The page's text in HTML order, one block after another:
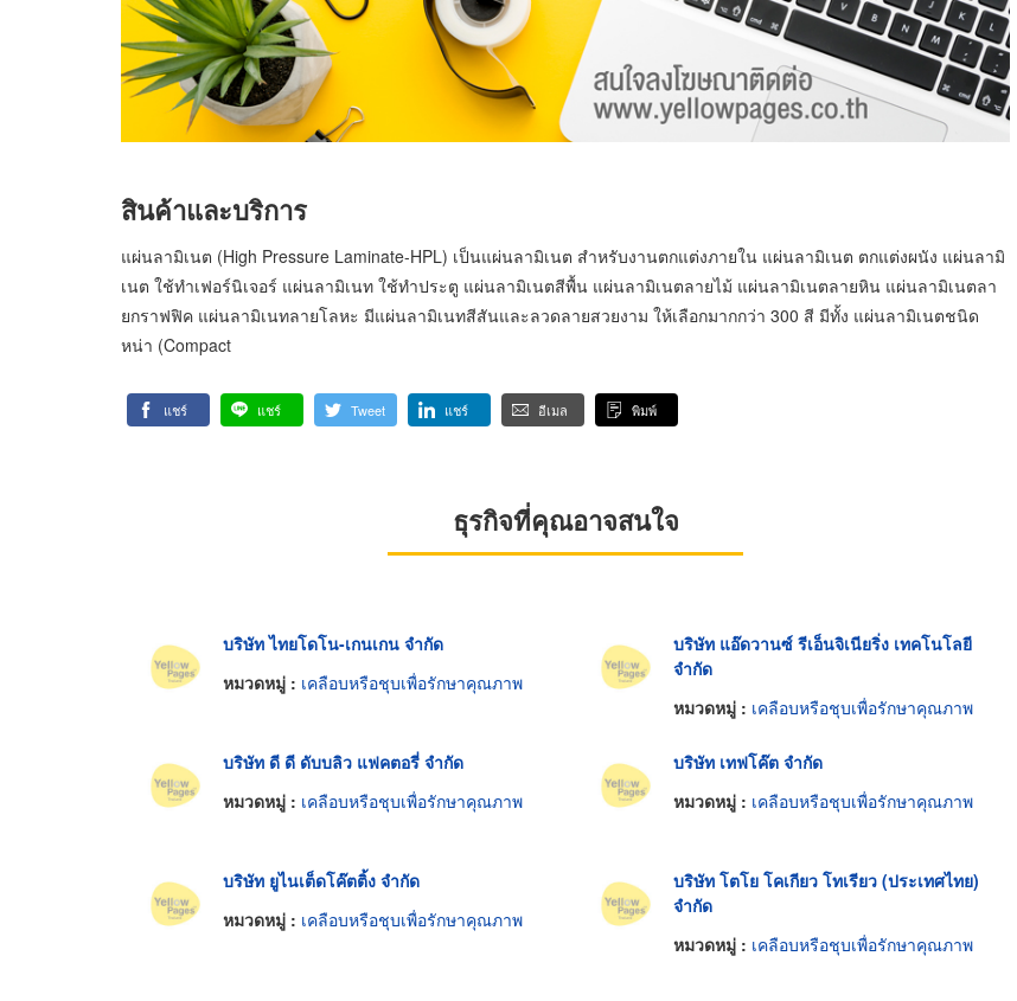
สินค้าและบริการ
แผ่นลามิเนต (High Pressure Laminate-HPL) เป็นแผ่นลามิเนต สำหรับงานตกแต่งภายใน แผ่นลามิเนต ตกแต่งผนัง แผ่นลามิ
เนต ใช้ทำเฟอร์นิเจอร์ แผ่นลามิเนท ใช้ทำประตู แผ่นลามิเนตสีพื้น แผ่นลามิเนตลายไม้ แผ่นลามิเนตลายหิน แผ่นลามิเนตลา
ยกราฟฟิค แผ่นลามิเนทลายโลหะ มีแผ่นลามิเนทสีสันและลวดลายสวยงาม ให้เลือกมากกว่า 300 สี มีทั้ง แผ่นลามิเนตชนิด
หน่า (Compact
แชร์ แชร์ Tweet แชร์ อีเมล พิมพ์
ธุรกิจที่คุณอาจสนใจ
บริษัท ไทยโดโน-เกนเกน จำกัด
หมวดหมู่ : เคลือบหรือชุบเพื่อรักษาคุณภาพ
บริษัท แอ๊ดวานซ์ รีเอ็นจิเนียริ่ง เทคโนโลยี
จำกัด
หมวดหมู่ : เคลือบหรือชุบเพื่อรักษาคุณภาพ
บริษัท ดี ดี ดับบลิว แฟคตอรี่ จำกัด
หมวดหมู่ : เคลือบหรือชุบเพื่อรักษาคุณภาพ
บริษัท เทฟโค๊ต จำกัด
หมวดหมู่ : เคลือบหรือชุบเพื่อรักษาคุณภาพ
บริษัท ยูไนเต็ดโค๊ตติ้ง จำกัด
หมวดหมู่ : เคลือบหรือชุบเพื่อรักษาคุณภาพ
บริษัท โตโย โคเกียว โทเรียว (ประเทศไทย)
จำกัด
หมวดหมู่ : เคลือบหรือชุบเพื่อรักษาคุณภาพ